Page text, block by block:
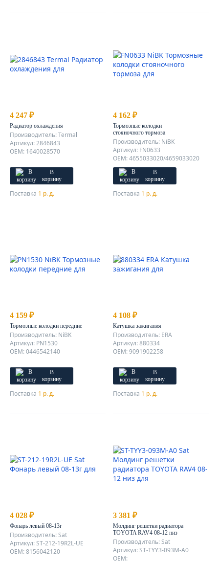
4 247 ₽
Радиатор охлаждения
Производитель: Termal
Артикул: 2846843
OEM: 1640028570
В
корзину
Поставка 1 р. д.
4 162 ₽
Тормозные колодки
стояночного тормоза
Производитель: NiBK
Артикул: FN0633
OEM: 4655033020/4659033020
В
корзину
Поставка 1 р. д.
4 159 ₽
Тормозные колодки передние
Производитель: NiBK
Артикул: PN1530
OEM: 0446542140
В
корзину
Поставка 1 р. д.
4 108 ₽
Катушка зажигания
Производитель: ERA
Артикул: 880334
OEM: 9091902258
В
корзину
Поставка 1 р. д.
4 028 ₽
Фонарь левый 08-13г
Производитель: Sat
Артикул: ST-212-19R2L-UE
OEM: 8156042120
3 381 ₽
Молдинг решетки радиатора
TOYOTA RAV4 08-12 низ
Производитель: Sat
Артикул: ST-TYY3-093M-A0
OEM: